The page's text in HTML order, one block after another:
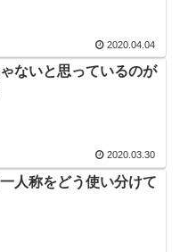
2020.04.04
ないと思っているのが
2020.03.30
人称をどう使い分けて